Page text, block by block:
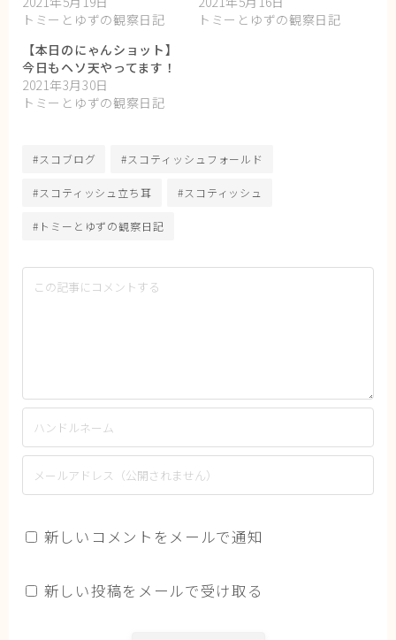
トミーとゆずの観察日記
トミーとゆずの観察日記
【本日のにゃんショット】
今日もヘソ天やってます！
2021年3月30日
トミーとゆずの観察日記
#スコブログ #スコティッシュフォールド
#スコティッシュ立ち耳 #スコティッシュ
#トミーとゆずの観察日記
新しいコメントをメールで通知
新しい投稿をメールで受け取る